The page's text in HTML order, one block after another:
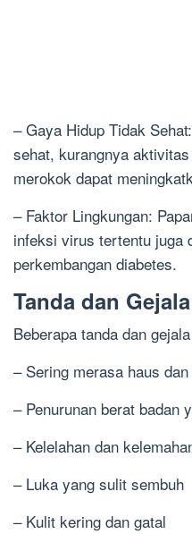
– Gaya Hidup Tidak
sehat, kurangnya
merokok dapat
– Faktor Lingkungan:
infeksi virus tertentu juga
perkembangan diabetes.
Tanda dan
Beberapa tanda dan
– Sering merasa haus
– Penurunan berat badan
– Kelelahan dan
– Luka yang sulit sembuh
– Kulit kering dan gatal